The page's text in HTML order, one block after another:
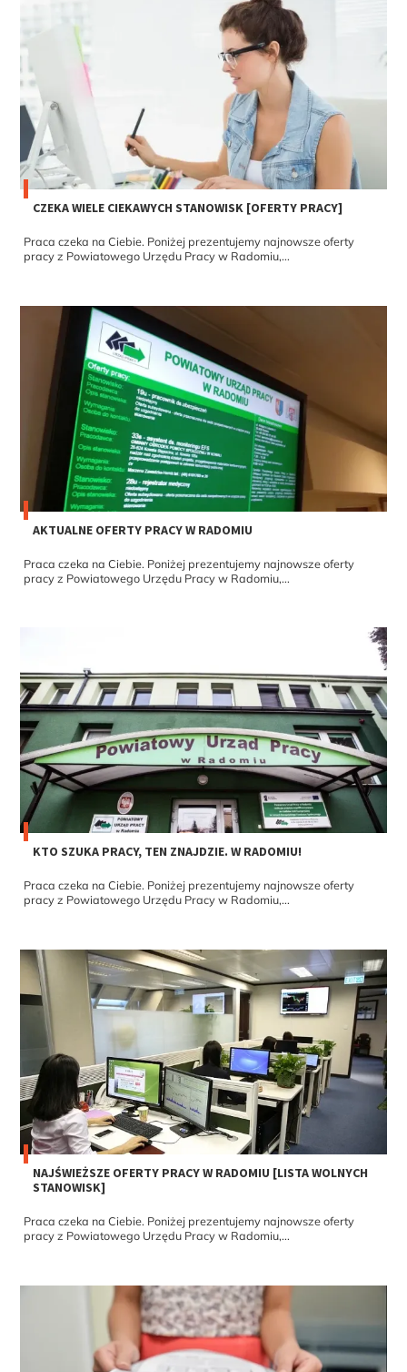
CZEKA WIELE CIEKAWYCH STANOWISK [OFERTY PRACY]
Praca czeka na Ciebie. Poniżej prezentujemy najnowsze oferty
pracy z Powiatowego Urzędu Pracy w Radomiu,...
AKTUALNE OFERTY PRACY W RADOMIU
Praca czeka na Ciebie. Poniżej prezentujemy najnowsze oferty
pracy z Powiatowego Urzędu Pracy w Radomiu,...
KTO SZUKA PRACY, TEN ZNAJDZIE. W RADOMIU!
Praca czeka na Ciebie. Poniżej prezentujemy najnowsze oferty
pracy z Powiatowego Urzędu Pracy w Radomiu,...
NAJŚWIEŻSZE OFERTY PRACY W RADOMIU [LISTA WOLNYCH
STANOWISK]
Praca czeka na Ciebie. Poniżej prezentujemy najnowsze oferty
pracy z Powiatowego Urzędu Pracy w Radomiu,...